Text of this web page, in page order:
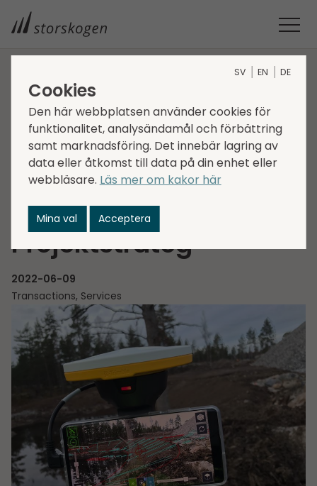
STORSKOGEN
STORSKOGENS DOTTERBOLAG TEODOLITEN FÖRVÄRVAR
PROJEKTSTRATEG
Storskogens
dotterbolag Teodoliten
förvärvar
Projektstrateg
2022-06-09
Transactions, Services
SV EN DE
Cookies
Den här webbplatsen använder cookies för
funktionalitet, analysändamål och förbättring
samt marknadsföring. Det innebär lagring av
data eller åtkomst till data på din enhet eller
webbläsare. Läs mer om kakor här
Mina val Acceptera